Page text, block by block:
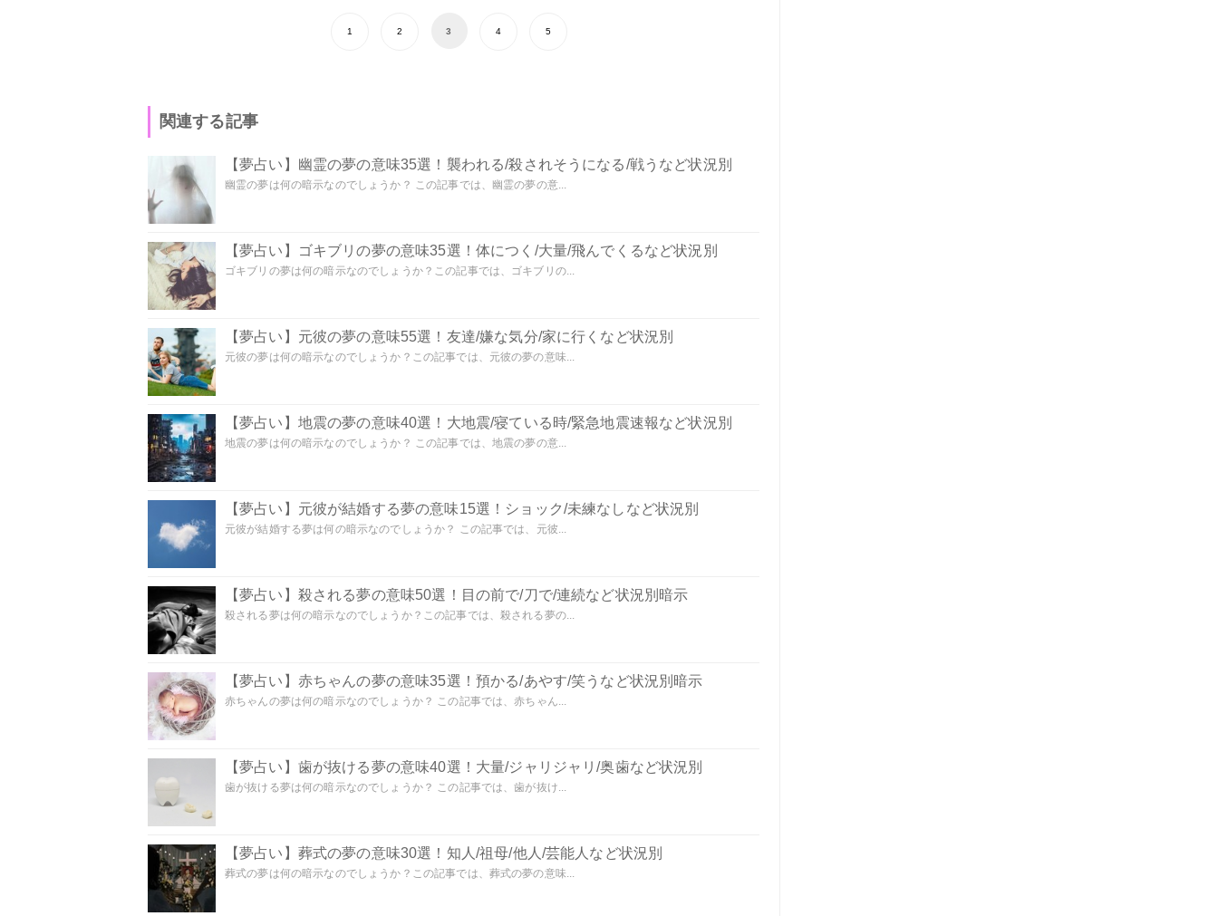
1 2 3 4 5
関連する記事
【夢占い】幽霊の夢の意味35選！襲われる/殺されそうになる/戦うなど状況別
幽霊の夢は何の暗示なのでしょうか？ この記事では、幽霊の夢の意...
【夢占い】ゴキブリの夢の意味35選！体につく/大量/飛んでくるなど状況別
ゴキブリの夢は何の暗示なのでしょうか？この記事では、ゴキブリの...
【夢占い】元彼の夢の意味55選！友達/嫌な気分/家に行くなど状況別
元彼の夢は何の暗示なのでしょうか？この記事では、元彼の夢の意味...
【夢占い】地震の夢の意味40選！大地震/寝ている時/緊急地震速報など状況別
地震の夢は何の暗示なのでしょうか？ この記事では、地震の夢の意...
【夢占い】元彼が結婚する夢の意味15選！ショック/未練なしなど状況別
元彼が結婚する夢は何の暗示なのでしょうか？ この記事では、元彼...
【夢占い】殺される夢の意味50選！目の前で/刀で/連続など状況別暗示
殺される夢は何の暗示なのでしょうか？この記事では、殺される夢の...
【夢占い】赤ちゃんの夢の意味35選！預かる/あやす/笑うなど状況別暗示
赤ちゃんの夢は何の暗示なのでしょうか？ この記事では、赤ちゃん...
【夢占い】歯が抜ける夢の意味40選！大量/ジャリジャリ/奥歯など状況別
歯が抜ける夢は何の暗示なのでしょうか？ この記事では、歯が抜け...
【夢占い】葬式の夢の意味30選！知人/祖母/他人/芸能人など状況別
葬式の夢は何の暗示なのでしょうか？この記事では、葬式の夢の意味...